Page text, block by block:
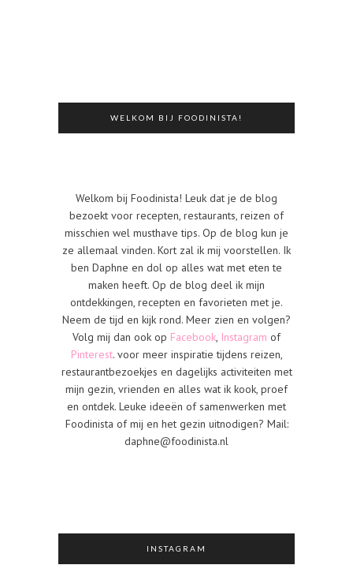
WELKOM BIJ FOODINISTA!
Welkom bij Foodinista! Leuk dat je de blog
bezoekt voor recepten, restaurants, reizen of
misschien wel musthave tips. Op de blog kun je
ze allemaal vinden. Kort zal ik mij voorstellen. Ik
ben Daphne en dol op alles wat met eten te
maken heeft. Op de blog deel ik mijn
ontdekkingen, recepten en favorieten met je.
Neem de tijd en kijk rond. Meer zien en volgen?
Volg mij dan ook op Facebook, Instagram of
Pinterest. voor meer inspiratie tijdens reizen,
restaurantbezoekjes en dagelijks activiteiten met
mijn gezin, vrienden en alles wat ik kook, proef
en ontdek. Leuke ideeën of samenwerken met
Foodinista of mij en het gezin uitnodigen? Mail:
daphne@foodinista.nl
INSTAGRAM